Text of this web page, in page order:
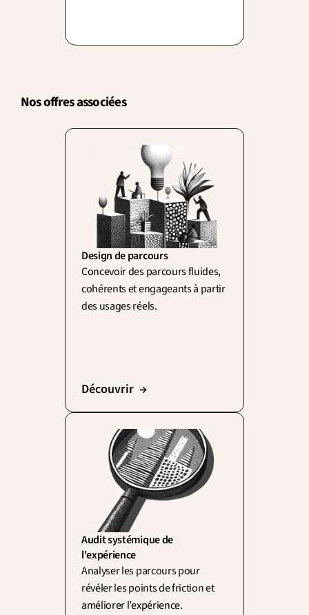
qu'on peut tester.
Nos offres associées
Design de parcours
Concevoir des parcours fluides,
cohérents et engageants à partir
des usages réels.
Découvrir  →
Audit systémique de
l'expérience
Analyser les parcours pour
révéler les points de friction et
améliorer l’expérience.